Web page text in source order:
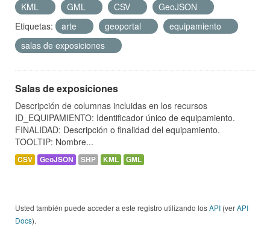
KML
GML CSV
GeoJSON
Etiquetas:
arte geoportal
equipamiento
salas de exposiciones
Salas de exposiciones
Descripción de columnas incluidas en los recursos
ID_EQUIPAMIENTO: Identificador único de equipamiento.
FINALIDAD: Descripción o finalidad del equipamiento.
TOOLTIP: Nombre...
CSV GeoJSON SHP KML GML
Usted también puede acceder a este registro utilizando losAPI (verAPI
Docs).